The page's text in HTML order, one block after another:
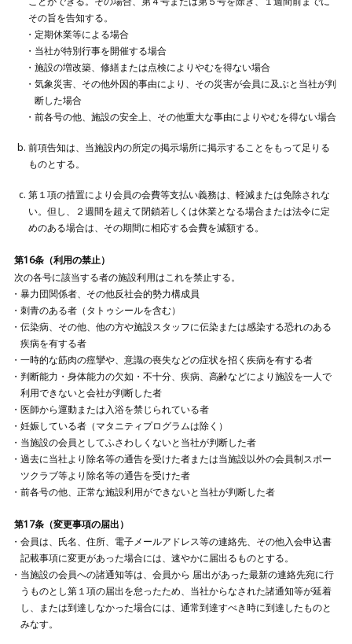
その旨を告知する。
定期休業等による場合
当社が特別行事を開催する場合
施設の増改築、修繕または点検によりやむを得ない場合
気象災害、その他外因的事由により、その災害が会員に及ぶと当社が判
断した場合
前各号の他、施設の安全上、その他重大な事由によりやむを得ない場合
前項告知は、当施設内の所定の掲示場所に掲示することをもって足りる
ものとする。
第１項の措置により会員の会費等支払い義務は、軽減または免除されな
い。但し、２週間を超えて閉鎖若しくは休業となる場合または法令に定
めのある場合は、その期間に相応する会費を減額する。
第16条（利用の禁止）
次の各号に該当する者の施設利用はこれを禁止する。
暴力団関係者、その他反社会的勢力構成員
刺青のある者（タトゥシールを含む）
伝染病、その他、他の方や施設スタッフに伝染または感染する恐れのある
疾病を有する者
一時的な筋肉の痙攣や、意識の喪失などの症状を招く疾病を有する者
判断能力・身体能力の欠如・不十分、疾病、高齢などにより施設を一人で
利用できないと会社が判断した者
医師から運動または入浴を禁じられている者
妊娠している者（マタニティプログラムは除く）
当施設の会員としてふさわしくないと当社が判断した者
過去に当社より除名等の通告を受けた者または当施設以外の会員制スポー
ツクラブ等より除名等の通告を受けた者
前各号の他、正常な施設利用ができないと当社が判断した者
第17条（変更事項の届出）
会員は、氏名、住所、電子メールアドレス等の連絡先、その他入会申込書
記載事項に変更があった場合には、速やかに届出るものとする。
当施設の会員への諸通知等は、会員から 届出があった最新の連絡先宛に行
うものとし第１項の届出を怠ったため、当社からなされた諸通知等が延着
し、または到達しなかった場合には、通常到達すべき時に到達したものと
みなす。